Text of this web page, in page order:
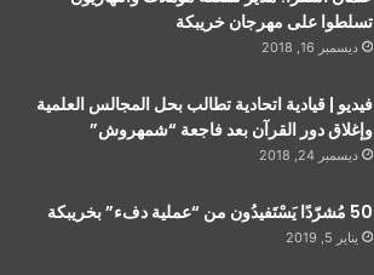
تسلطوا على مهرجان خريبكة
ديسمبر 16, 2018
فيديو | قيادية اتحادية تطالب بحل المجالس العلمية
وإغلاق دور القرآن بعد فاجعة “شمهروش”
ديسمبر 24, 2018
50 مُشرّدًا يَسْتَفيدُون من “عملية دفء” بخريبكة
يناير 5, 2019